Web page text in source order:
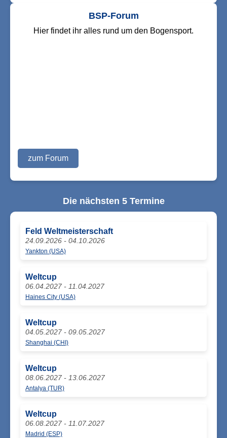
BSP-Forum
Hier findet ihr alles rund um den Bogensport.
zum Forum
Die nächsten 5 Termine
Feld Weltmeisterschaft
24.09.2026 - 04.10.2026
Yankton (USA)
Weltcup
06.04.2027 - 11.04.2027
Haines City (USA)
Weltcup
04.05.2027 - 09.05.2027
Shanghai (CHI)
Weltcup
08.06.2027 - 13.06.2027
Antalya (TUR)
Weltcup
06.08.2027 - 11.07.2027
Madrid (ESP)